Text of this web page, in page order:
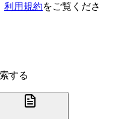
利用規約をご覧くださ
する